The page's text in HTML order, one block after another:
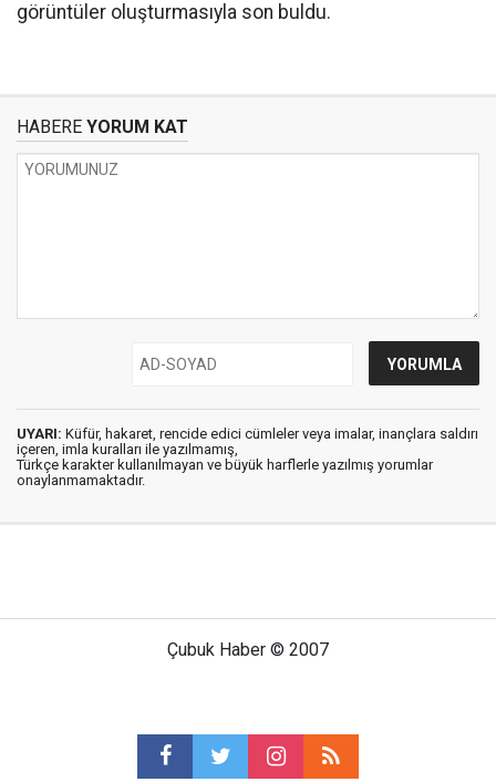
görüntüler oluşturmasıyla son buldu.
HABERE YORUM KAT
UYARI: Küfür, hakaret, rencide edici cümleler veya imalar, inançlara saldırı
içeren, imla kuralları ile yazılmamış,
Türkçe karakter kullanılmayan ve büyük harflerle yazılmış yorumlar
onaylanmamaktadır.
Çubuk Haber © 2007